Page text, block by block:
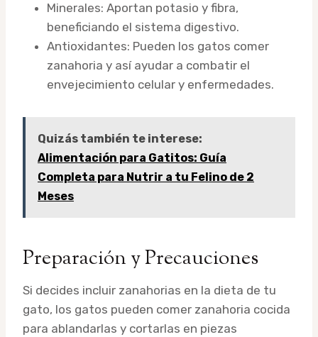
Minerales: Aportan potasio y fibra,
beneficiando el sistema digestivo.
Antioxidantes: Pueden los gatos comer
zanahoria y así ayudar a combatir el
envejecimiento celular y enfermedades.
Quizás también te interese:
Alimentación para Gatitos: Guía
Completa para Nutrir a tu Felino de 2
Meses
Preparación y Precauciones
Si decides incluir zanahorias en la dieta de tu
gato, los gatos pueden comer zanahoria cocida
para ablandarlas y cortarlas en piezas